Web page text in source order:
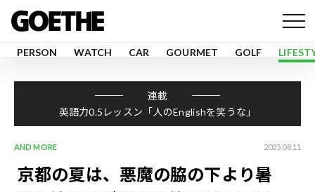
PERSON WATCH CAR GOURMET GOLF
連載
英語力0.5レッスン「人のEnglishを笑うな」
AND MORE 2025.08.11
京都の夏は、悪魔の脇の下より暑